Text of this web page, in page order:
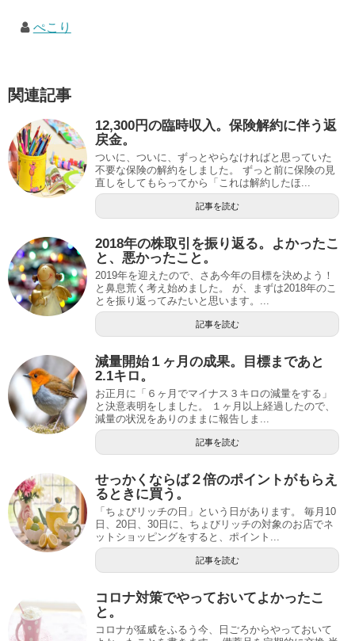
ぺこり
関連記事
12,300円の臨時収入。保険解約に伴う返
戻金。
ついに、ついに、ずっとやらなければと思っていた
不要な保険の解約をしました。 ずっと前に保険の見
直しをしてもらってから「これは解約したほ...
記事を読む
2018年の株取引を振り返る。よかったこ
と、悪かったこと。
2019年を迎えたので、さあ今年の目標を決めよう！
と鼻息荒く考え始めました。 が、まずは2018年のこ
とを振り返ってみたいと思います。...
記事を読む
減量開始１ヶ月の成果。目標まであと
2.1キロ。
お正月に「６ヶ月でマイナス３キロの減量をする」
と決意表明をしました。 １ヶ月以上経過したので、
減量の状況をありのままに報告しま...
記事を読む
せっかくならば２倍のポイントがもらえ
るときに買う。
「ちょびリッチの日」という日があります。 毎月10
日、20日、30日に、ちょびリッチの対象のお店でネ
ットショッピングをすると、ポイント...
記事を読む
コロナ対策でやっておいてよかったこ
と。
コロナが猛威をふるう今、日ごろからやっておいて